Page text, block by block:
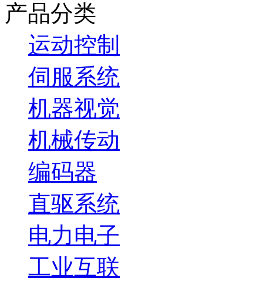
产品分类
运动控制
伺服系统
机器视觉
机械传动
编码器
直驱系统
电力电子
工业互联